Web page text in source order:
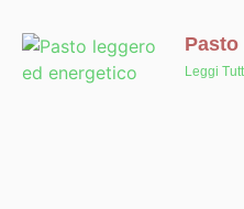
Leggi